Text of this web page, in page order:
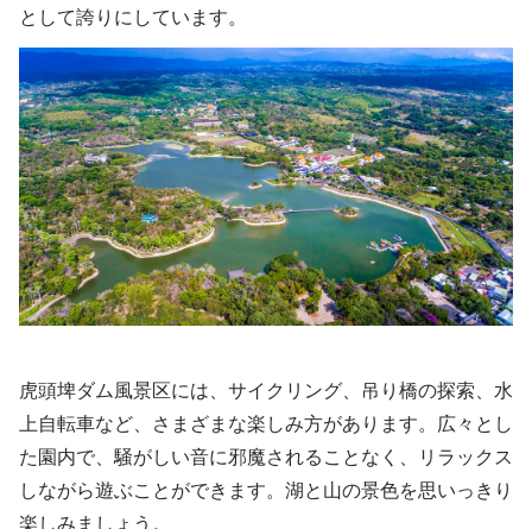
として誇りにしています。
虎頭埤ダム風景区には、サイクリング、吊り橋の探索、水
上自転車など、さまざまな楽しみ方があります。広々とし
た園内で、騒がしい音に邪魔されることなく、リラックス
しながら遊ぶことができます。湖と山の景色を思いっきり
楽しみましょう。